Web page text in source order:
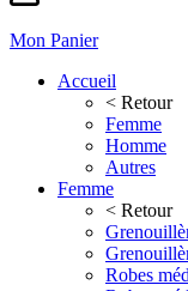
Mon Panier
Accueil
< Retour
Femme
Homme
Autres
Femme
< Retour
Robes